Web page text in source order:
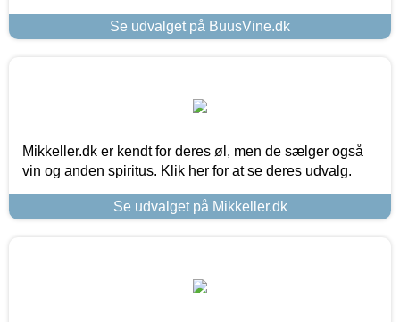
Se udvalget på BuusVine.dk
Mikkeller.dk er kendt for deres øl, men de sælger også
vin og anden spiritus. Klik her for at se deres udvalg.
Se udvalget på Mikkeller.dk